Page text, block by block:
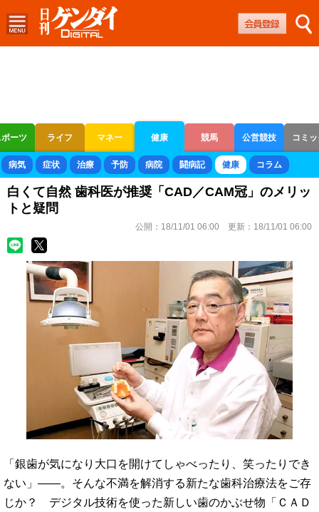
ーツ ライフ マネー 健康 競馬 公営競技 コミ
ボートレース 競輪 オートレース
病気 症状 治療 予防 病院 闘病記 健康 コラム
白くて自然 歯科医が推奨「CAD／CAM冠」のメリッ
トと疑問
公開： 18/11/01 06:00 更新： 18/11/01 06:00
「銀歯が気になり大口を開けてしゃべったり、笑ったりでき
ない」――。そんな不満を解消する新たな歯科治療法をご存
じか？ デジタル技術を使った新しい歯のかぶせ物「ＣＡＤ